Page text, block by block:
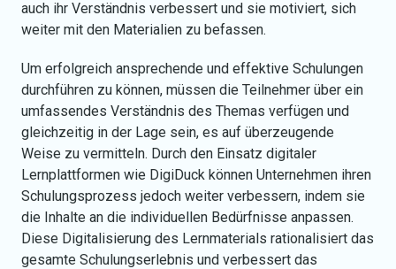
auch ihr Verständnis verbessert und sie motiviert, sich
weiter mit den Materialien zu befassen.
Um erfolgreich ansprechende und effektive Schulungen
durchführen zu können, müssen die Teilnehmer über ein
umfassendes Verständnis des Themas verfügen und
gleichzeitig in der Lage sein, es auf überzeugende
Weise zu vermitteln. Durch den Einsatz digitaler
Lernplattformen wie DigiDuck können Unternehmen ihren
Schulungsprozess jedoch weiter verbessern, indem sie
die Inhalte an die individuellen Bedürfnisse anpassen.
Diese Digitalisierung des Lernmaterials rationalisiert das
gesamte Schulungserlebnis und verbessert das